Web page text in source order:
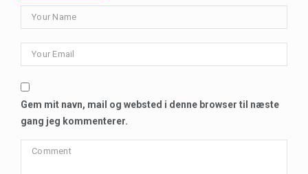
Gem mit navn, mail og websted i denne browser til næste
gang jeg kommenterer.